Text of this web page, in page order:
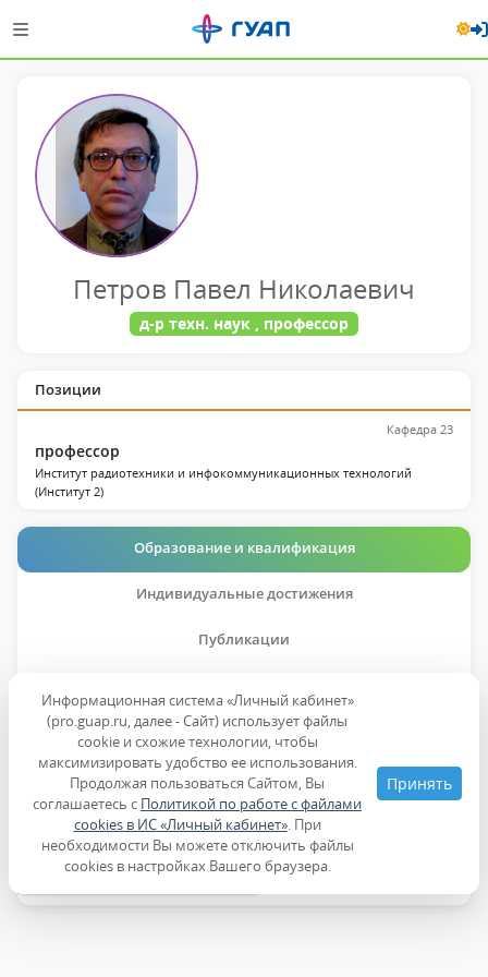
Петров Павел Николаевич
д-р техн. наук , профессор
Позиции
Кафедра 23
профессор
Институт радиотехники и инфокоммуникационных технологий
(Институт 2)
Образование и квалификация
Индивидуальные достижения
Публикации
Образование
Ученые степени, звания
Повышение квалификации
Информационная система «Личный кабинет»
(pro.guap.ru, далее - Сайт) использует файлы
cookie и схожие технологии, чтобы
максимизировать удобство ее использования.
Продолжая пользоваться Сайтом, Вы
соглашаетесь с Политикой по работе с файлами
cookies в ИС «Личный кабинет». При
необходимости Вы можете отключить файлы
cookies в настройках Вашего браузера.
Принять